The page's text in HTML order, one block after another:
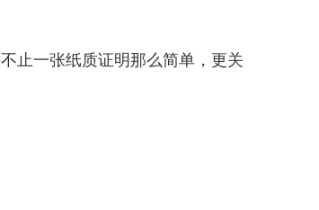
止一张纸质证明那么简单，更关